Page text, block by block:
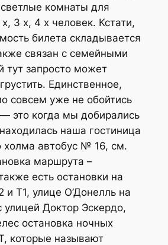
комнаты для
3 х, 4 х человек. Кстати,
билета складывается
связан с семейными
тут запросто может
Единственное,
совсем уже не обойтись
это когда мы добирались
наша гостиница
холма автобус № 16, см.
маршрута –
есть остановки на
и Т1, улице О’Донелль на
улицей Доктор Эскердо,
остановка ночных
которые называют